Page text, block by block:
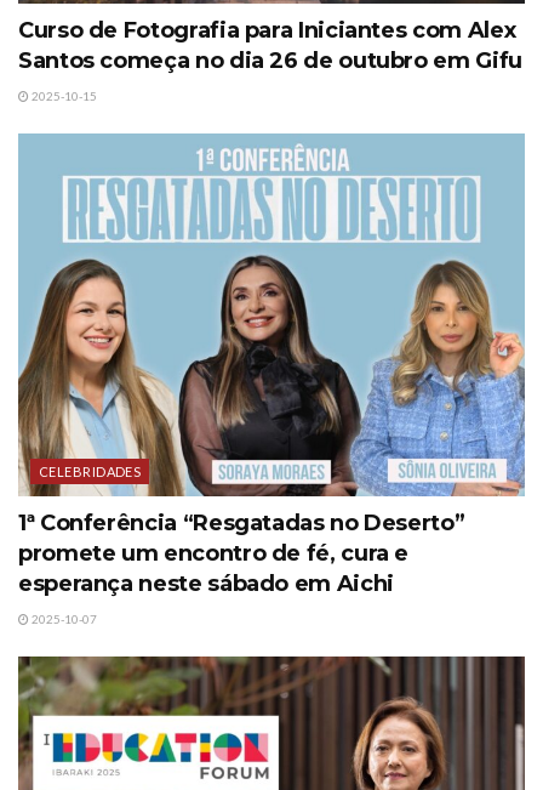
Curso de Fotografia para Iniciantes com Alex
Santos começa no dia 26 de outubro em Gifu
2025-10-15
CELEBRIDADES
1ª Conferência “Resgatadas no Deserto”
promete um encontro de fé, cura e
esperança neste sábado em Aichi
2025-10-07